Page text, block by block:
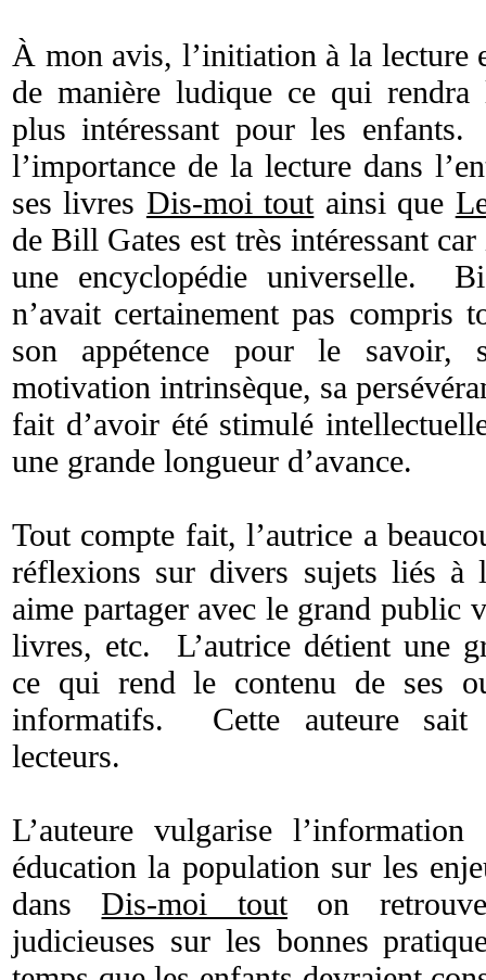
À mon avis, l’initiation à la lecture
de manière ludique ce qui rendra
plus intéressant pour les enfants.
l’importance de la lecture dans
ses livres Dis-moi toutainsi que
de Bill Gates est très intéressant
une encyclopédie universelle.
n’avait certainement pas compris
son appétence pour le savoir,
motivation intrinsèque, sa
fait d’avoir été stimulé
une grande longueur d’avance.
Tout compte fait, l’autrice a
réflexions sur divers sujets liés à
aime partager avec le grand public
livres, etc. L’autrice détient une
ce qui rend le contenu de ses
informatifs. Cette auteure sait
lecteurs.
L’auteure vulgarise
éducation la population sur les
dansDis-moi touton retrouve
judicieuses sur les bonnes